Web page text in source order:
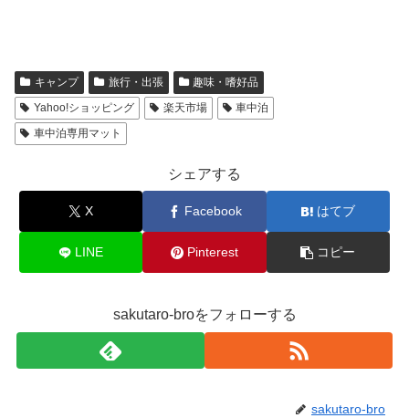
キャンプ 旅行・出張
趣味・嗜好品
Yahoo!ショッピング
楽天市場
車中泊
車中泊専用マット
シェアする
X Facebook はてブ
LINE Pinterest コピー
sakutaro-broをフォローする
sakutaro-bro